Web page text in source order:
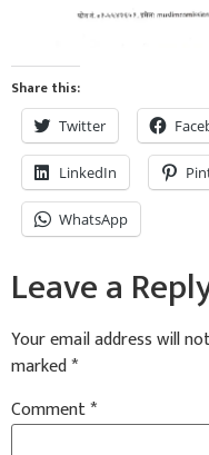
Share this:
Twitter
LinkedIn
WhatsApp
Leave a
Your email address will
marked*
Comment*